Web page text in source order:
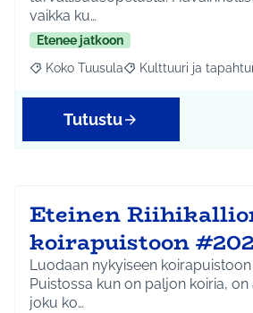
vaikka ku…
Etenee jatkoon
Rajaa tulokset aihepiirin mukaan: Koko
Koko Tuusula Rajaa tulokset
Kulttuuri ja
Tutustu
Eteinen
koirapuistoon
Luodaan nykyiseen koirapuistoon
Puistossa kun on paljon koiria, on
joku ko…